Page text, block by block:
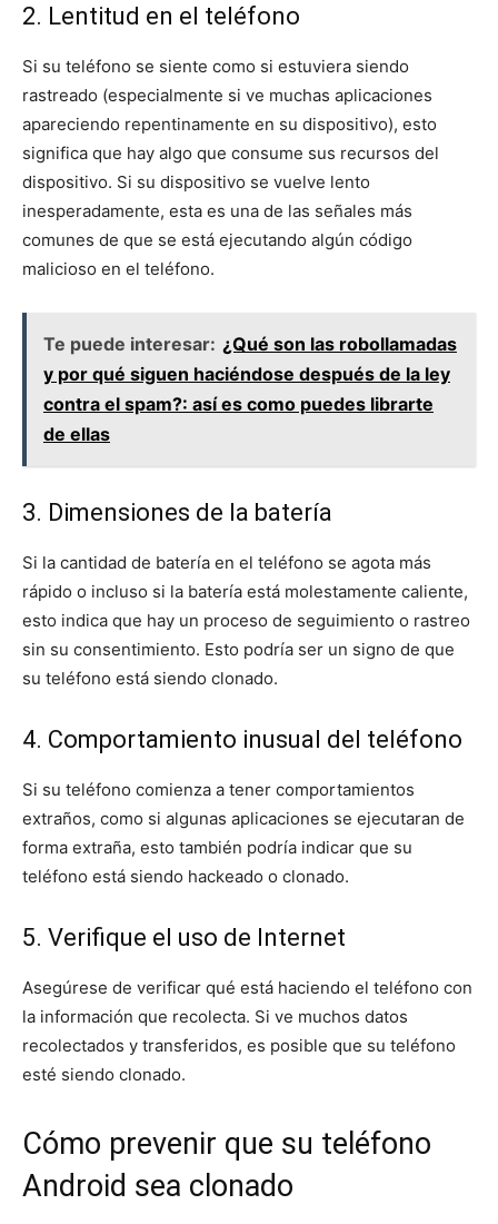
2. Lentitud en el teléfono
Si su teléfono se siente como si estuviera siendo
rastreado (especialmente si ve muchas aplicaciones
apareciendo repentinamente en su dispositivo), esto
significa que hay algo que consume sus recursos del
dispositivo. Si su dispositivo se vuelve lento
inesperadamente, esta es una de las señales más
comunes de que se está ejecutando algún código
malicioso en el teléfono.
Te puede interesar: ¿Qué son las robollamadas
y por qué siguen haciéndose después de la ley
contra el spam?: así es como puedes librarte
de ellas
3. Dimensiones de la batería
Si la cantidad de batería en el teléfono se agota más
rápido o incluso si la batería está molestamente caliente,
esto indica que hay un proceso de seguimiento o rastreo
sin su consentimiento. Esto podría ser un signo de que
su teléfono está siendo clonado.
4. Comportamiento inusual del teléfono
Si su teléfono comienza a tener comportamientos
extraños, como si algunas aplicaciones se ejecutaran de
forma extraña, esto también podría indicar que su
teléfono está siendo hackeado o clonado.
5. Verifique el uso de Internet
Asegúrese de verificar qué está haciendo el teléfono con
la información que recolecta. Si ve muchos datos
recolectados y transferidos, es posible que su teléfono
esté siendo clonado.
Cómo prevenir que su teléfono
Android sea clonado